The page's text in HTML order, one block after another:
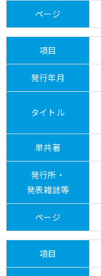
ページ
項目
発行年月
タイトル
単共著
発行所・
発表雑誌等
ページ
項目